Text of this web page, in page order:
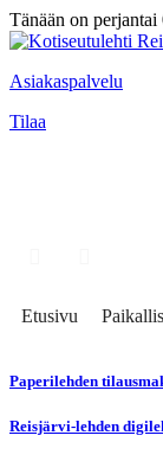
Tänään on
Asiakaspalvelu
Tilaa
Etusivu
Paperilehden
Reisjärvi-lehden